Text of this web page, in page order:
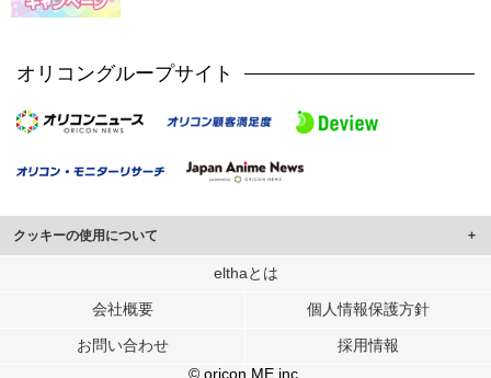
オリコングループサイト
クッキーの使用について
このサイトでは Cookie を使用して、ユーザーに合わせたコンテンツや広告の
行っています。
メディアや広告配信、データ解析の各パートナーに提供しています。
各パートナーは、この情報とユーザーが各パートナーに提供した他の情報や、
elthaとは
会社概要 個人情報保護方針
お問い合わせ
採用情報
© oricon ME inc.